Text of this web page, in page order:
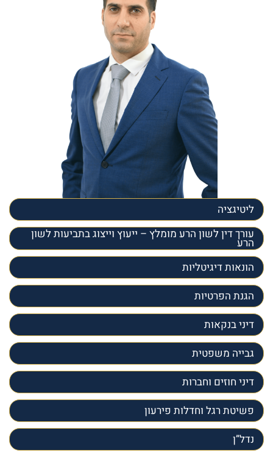
ליטיגציה
עורך דין לשון הרע מומלץ – ייעוץ וייצוג בתביעות לשון
הרע
הונאות דיגיטליות
הגנת הפרטיות
דיני בנקאות
גבייה משפטית
דיני חוזים וחברות
פשיטת רגל וחדלות פירעון
נדל”ן